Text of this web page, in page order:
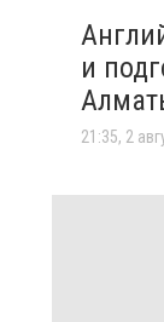
и
21:35, 2